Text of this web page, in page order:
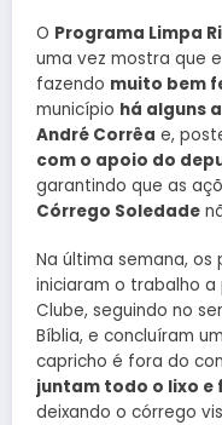
O Programa Limpa
uma vez mostra que
fazendo muito bem
município há alguns
André Corrêa e,
com o apoio do
garantindo que as
Córrego Soledade
Na última semana, os
iniciaram o trabalho
Clube, seguindo no
Bíblia, e concluíram
capricho é fora do
juntam todo o lixo
deixando o córrego